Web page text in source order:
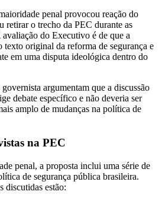
penal provocou reação do
retirar o trecho da PEC durante as
do Executivo é de que a
texto original da reforma de segurança e
em uma disputa ideológica dentro do
argumentam que a discussão
debate específico e não deveria ser
amplo de mudanças na política de
na PEC
penal, a proposta inclui uma série de
de segurança pública brasileira.
discutidas estão: